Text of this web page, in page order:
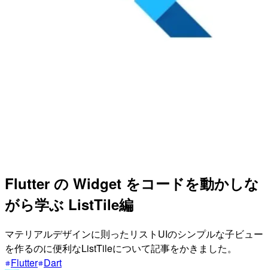
Flutter の Widget をコードを動かしな
がら学ぶ ListTile編
マテリアルデザインに則ったリストUIのシンプルな子ビュー
を作るのに便利なListTileについて記事をかきました。
Flutter Dart